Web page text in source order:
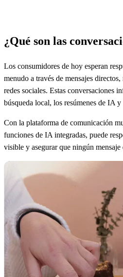
¿Qué son las
Los consumidores de hoy esperan
menudo a través de mensajes
redes sociales. Estas conversaciones
búsqueda local, los resúmenes de IA
Con la plataforma de comunicación
funciones de IA integradas, puede
visible y asegurar que ningún mensaje